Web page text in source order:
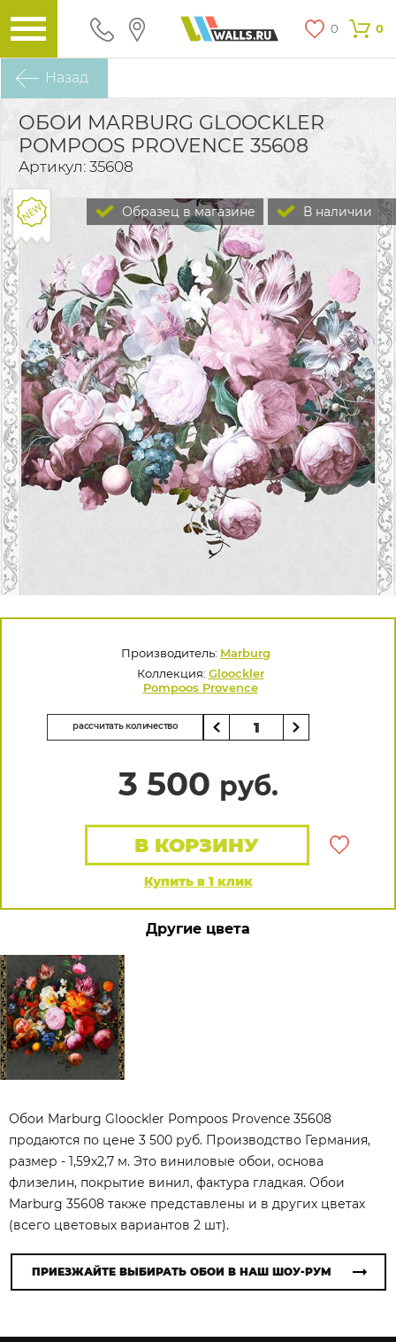
0 0
Назад
ОБОИ MARBURG GLOOCKLER
POMPOOS PROVENCE 35608
Артикул: 35608
В наличии
Образец в магазине
Производитель: Marburg
Коллекция: Gloockler
Pompoos Provence
рассчитать количество
3 500 руб.
Купить в 1 клик
В КОРЗИНУ
Другие цвета
Обои Marburg Gloockler Pompoos Provence 35608
продаются по цене 3 500 руб. Производство Германия,
размер - 1,59x2,7 м. Это виниловые обои, основа
флизелин, покрытие винил, фактура гладкая. Обои
Marburg 35608 также представлены и в других цветах
(всего цветовых вариантов 2 шт).
ПРИЕЗЖАЙТЕ ВЫБИРАТЬ ОБОИ В НАШ ШОУ-РУМ